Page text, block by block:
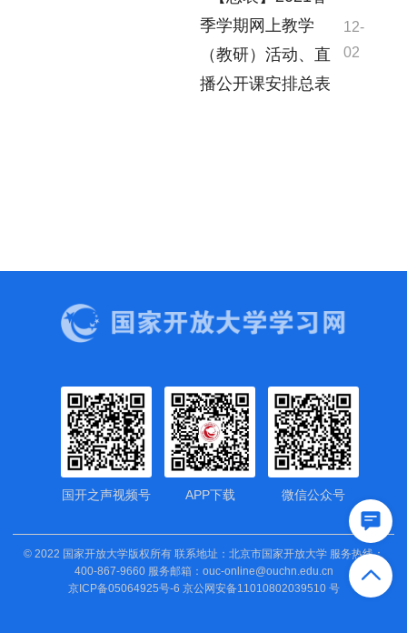
季学期网上教学
（教研）活动、直
播公开课安排总表
12-
02
国开之声视频号 APP下载 微信公众号
© 2022 国家开放大学版权所有 联系地址：北京市国家开放大学 服务热线：
400-867-9660 服务邮箱：ouc-online@ouchn.edu.cn
京ICP备05064925号-6 京公网安备11010802039510 号